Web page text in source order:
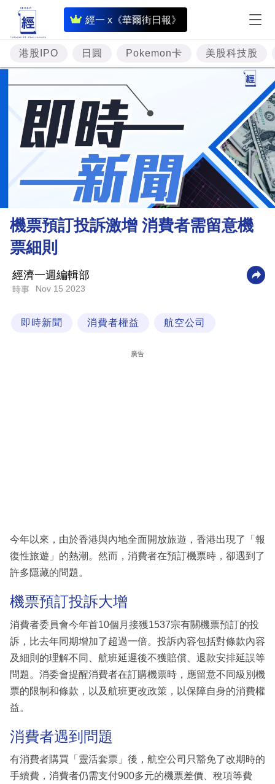
經一 x《華爾街日報》
即
時
財
經
專
題
投
資
樓
市
財
業
科
區
港股IPO 日圓 Pokemon卡 美股科技股
機票預訂投訴激增 消費者需留意機
票細則
經濟一週編輯部
時事 Nov 15 2023
即時新聞 消費者權益 航空公司
廣告
今年以來，由於香港與內地全面開放旅遊，香港出現了「報
復性旅遊」的熱潮。然而，消費者在預訂機票時，卻遇到了
許多隱藏的問題。
機票預訂投訴大增
消費者委員會今年首10個月接獲1537宗有關機票預訂的投
訴，比去年同期增加了超過一倍。投訴內容包括對條款內容
及細則的理解不同、航班延遲後不獲賠償、退款安排延誤等
問題。消委會提醒消費者在訂購機票時，應留意不同級別機
票的限制和條款，以及航班更改政策，以保障自身的消費權
益。
消費者遇到問題
有消費者購買「靈活套票」後，航空公司只豁免了改期時的
手續費，消費者仍需支付900多元的機票差價、稅項等費